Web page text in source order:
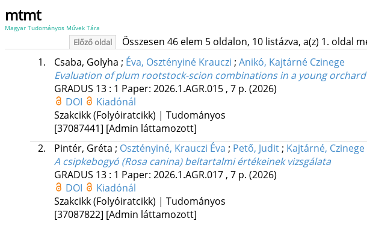
mtmt
Magyar Tudományos Művek Tára
Előző oldal Összesen 46 elem 5 oldalon, 10 listázva, a(z) 1. oldal
1. Csaba, Golyha ; Éva, Osztényiné Krauczi ; Anikó, Kajtárné Czinege
Evaluation of plum rootstock-scion combinations in a young orchard
GRADUS 13: 1 Paper: 2026.1.AGR.015 , 7 p. (2026)
DOI
Kiadónál
Szakcikk (Folyóiratcikk) | Tudományos
[37087441] [Admin láttamozott]
2.
Pintér, Gréta ; Osztényiné, Krauczi Éva ; Pető, Judit; Kajtárné,
A csipkebogyó (Rosa canina) beltartalmi értékeinek vizsgálata
GRADUS 13: 1 Paper: 2026.1.AGR.017 , 7 p. (2026)
DOI
Kiadónál
Szakcikk (Folyóiratcikk) | Tudományos
[37087822] [Admin láttamozott]